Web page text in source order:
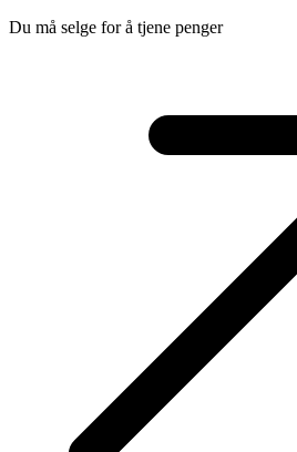
Du må selge for å tjene penger